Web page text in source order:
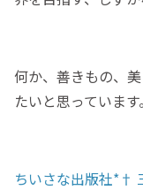
何か、善きもの、
たいと思っています。
ちいさな出版社*†